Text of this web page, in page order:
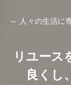
～ 人々の生活に
リユース
良くし